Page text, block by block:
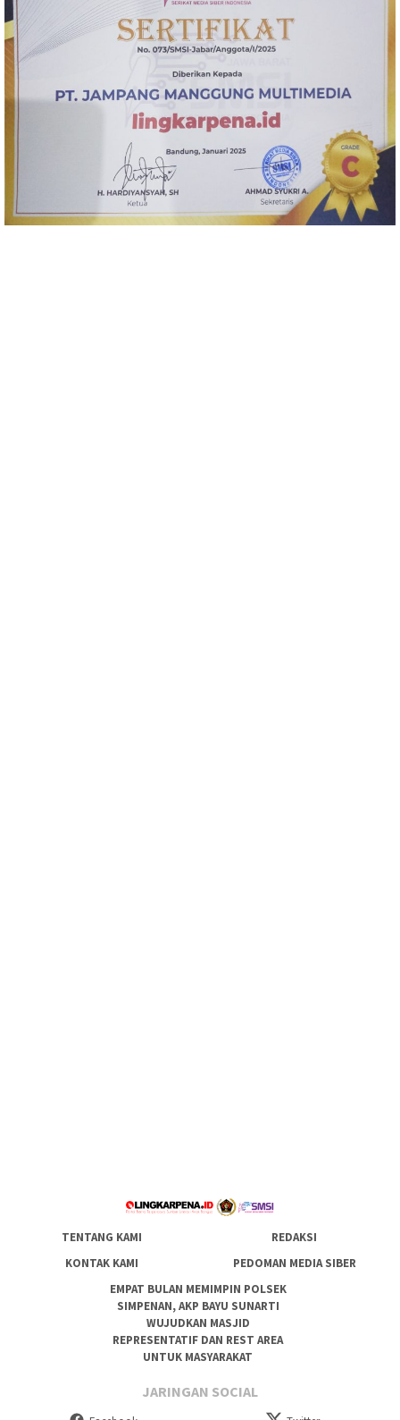
TENTANG KAMI
REDAKSI
KONTAK KAMI
PEDOMAN MEDIA SIBER
EMPAT BULAN MEMIMPIN POLSEK
SIMPENAN, AKP BAYU SUNARTI
WUJUDKAN MASJID
REPRESENTATIF DAN REST AREA
UNTUK MASYARAKAT
JARINGAN SOCIAL